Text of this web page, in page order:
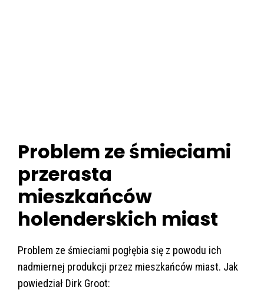
Problem ze śmieciami
przerasta
mieszkańców
holenderskich miast
Problem ze śmieciami pogłębia się z powodu ich
nadmiernej produkcji przez mieszkańców miast. Jak
powiedział Dirk Groot: